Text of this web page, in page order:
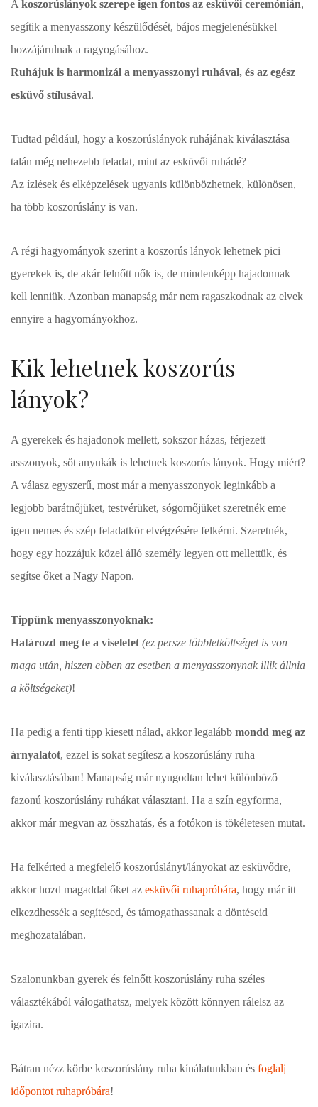
A koszorúslányok szerepe igen fontos az esküvői ceremónián,
segítik a menyasszony készülődését, bájos megjelenésükkel
hozzájárulnak a ragyogásához.
Ruhájuk is harmonizál a menyasszonyi ruhával, és az egész
esküvő stílusával.
Tudtad például, hogy a koszorúslányok ruhájának kiválasztása
talán még nehezebb feladat, mint az esküvői ruhádé?
Az ízlések és elképzelések ugyanis különbözhetnek, különösen,
ha több koszorúslány is van.
A régi hagyományok szerint a koszorús lányok lehetnek pici
gyerekek is, de akár felnőtt nők is, de mindenképp hajadonnak
kell lenniük. Azonban manapság már nem ragaszkodnak az elvek
ennyire a hagyományokhoz.
Kik lehetnek koszorús
lányok?
A gyerekek és hajadonok mellett, sokszor házas, férjezett
asszonyok, sőt anyukák is lehetnek koszorús lányok. Hogy miért?
A válasz egyszerű, most már a menyasszonyok leginkább a
legjobb barátnőjüket, testvérüket, sógornőjüket szeretnék eme
igen nemes és szép feladatkör elvégzésére felkérni. Szeretnék,
hogy egy hozzájuk közel álló személy legyen ott mellettük, és
segítse őket a Nagy Napon.
Tippünk menyasszonyoknak:
Határozd meg te a viseletet (ez persze többletköltséget is von
maga után, hiszen ebben az esetben a menyasszonynak illik állnia
a költségeket)!
Ha pedig a fenti tipp kiesett nálad, akkor legalább mondd meg az
árnyalatot, ezzel is sokat segítesz a koszorúslány ruha
kiválasztásában! Manapság már nyugodtan lehet különböző
fazonú koszorúslány ruhákat választani. Ha a szín egyforma,
akkor már megvan az összhatás, és a fotókon is tökéletesen mutat.
Ha felkérted a megfelelő koszorúslányt/lányokat az esküvődre,
akkor hozd magaddal őket az esküvői ruhapróbára, hogy már itt
elkezdhessék a segítésed, és támogathassanak a döntéseid
meghozatalában.
Szalonunkban gyerek és felnőtt koszorúslány ruha széles
választékából válogathatsz, melyek között könnyen rálelsz az
igazira.
Bátran nézz körbe koszorúslány ruha kínálatunkban és foglalj
időpontot ruhapróbára!